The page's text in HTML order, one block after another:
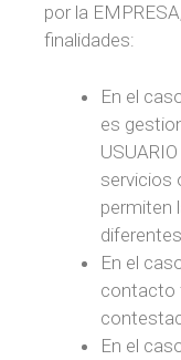
por la
finalidades:
En el
es
servicios
permiten
En el
contacto
En el